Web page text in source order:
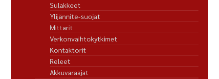
Sulakkeet
Ylijännite-suojat
Mittarit
Verkonvaihtokytkimet
Kontaktorit
Releet
Akkuvaraajat